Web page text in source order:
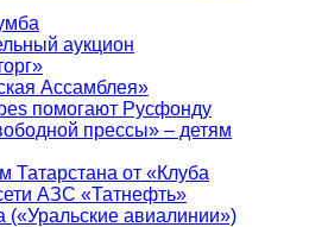
аукцион
Ассамблея»
помогают Русфонду
прессы» – детям
Татарстана от «Клуба
АЗС «Татнефть»
(«Уральские авиалинии»)